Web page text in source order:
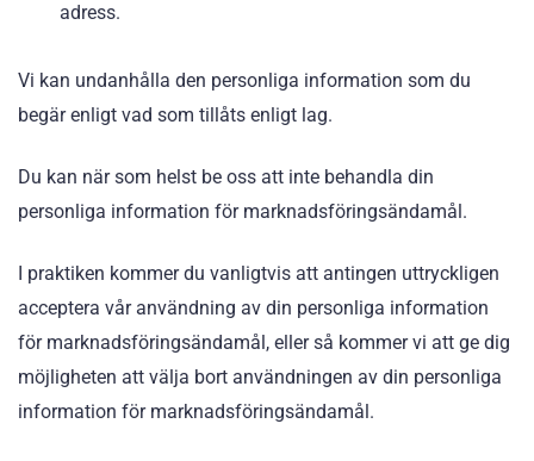
adress.
Vi kan undanhålla den personliga information som du
begär enligt vad som tillåts enligt lag.
Du kan när som helst be oss att inte behandla din
personliga information för marknadsföringsändamål.
I praktiken kommer du vanligtvis att antingen uttryckligen
acceptera vår användning av din personliga information
för marknadsföringsändamål, eller så kommer vi att ge dig
möjligheten att välja bort användningen av din personliga
information för marknadsföringsändamål.